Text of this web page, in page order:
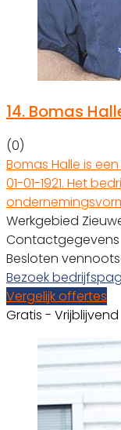
14. Bomas
(0)
Bomas Halle is
01-01-1921. Het
Werkgebied
Contactgegevens
Besloten
Bezoek
Vergelijk offertes
Gratis - Vrijblijvend